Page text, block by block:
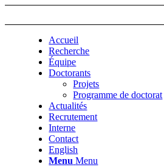
Accueil
Recherche
Équipe
Doctorants
Projets
Programme de doctorat
Actualités
Recrutement
Interne
Contact
English
Menu Menu